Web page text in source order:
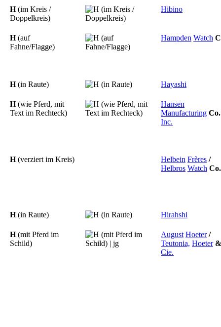
H(im Kreis /
Doppelkreis)
Hibino
H(auf
Fahne/Flagge)
Hampden Watch
H(in Raute) Hayashi
H(wie Pferd, mit
Text im Rechteck)
Hansen
Manufacturing Co.
Inc.
H(verziert im Kreis) Helbein Frères /
Helbros Watch Co.
H(in Raute) Hirahshi
H(mit Pferd im
Schild)
August Hoeter /
Teutonia, Hoeter &
Cie.